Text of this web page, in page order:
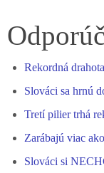
bo
ok
se
er
ts
Rekordná
Slováci sa hrnú
Tretí pilier trhá
Zarábajú viac
Slováci si